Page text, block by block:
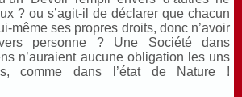
? ou s’agit-il de déclarer que chacun
même ses propres droits, donc n’avoir
personne ? Une Société dans
n’auraient aucune obligation les uns
comme dans l’état de Nature !